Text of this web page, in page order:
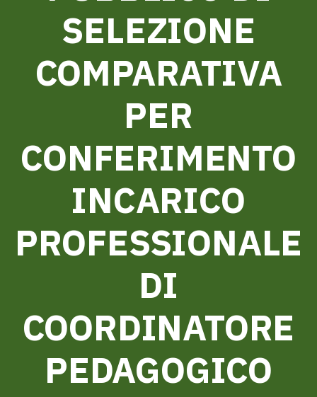
SELEZIONE
COMPARATIVA
PER
CONFERIMENTO
INCARICO
PROFESSIONALE
DI
COORDINATORE
PEDAGOGICO